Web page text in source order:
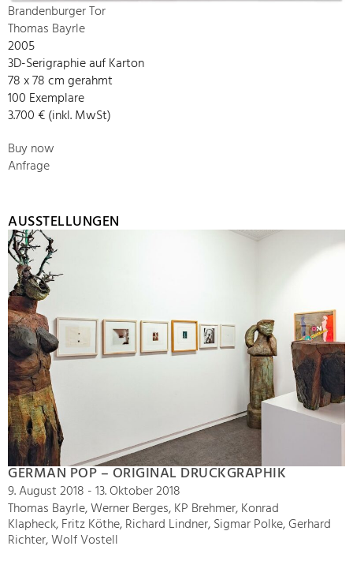
Brandenburger Tor
Thomas Bayrle
2005
3D-Serigraphie auf Karton
78 x 78 cm gerahmt
100 Exemplare
3.700 € (inkl. MwSt)
Buy now
Anfrage
AUSSTELLUNGEN
GERMAN POP – ORIGINAL DRUCKGRAPHIK
9. August 2018 - 13. Oktober 2018
Thomas Bayrle, Werner Berges, KP Brehmer, Konrad
Klapheck, Fritz Köthe, Richard Lindner, Sigmar Polke, Gerhard
Richter, Wolf Vostell